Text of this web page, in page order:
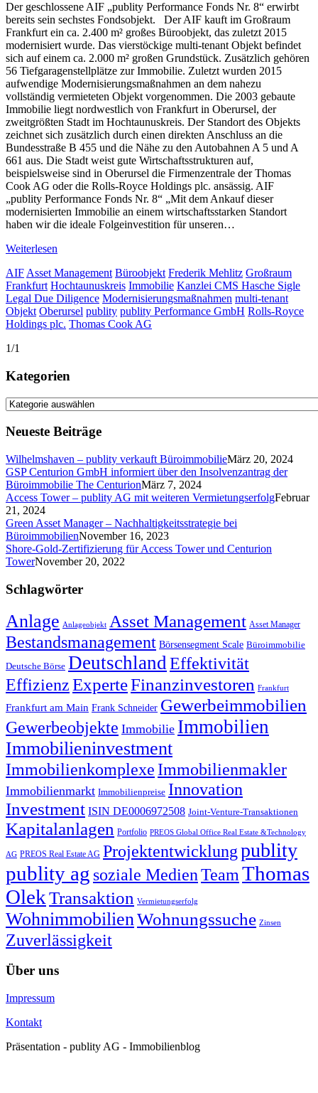
Der geschlossene AIF „publity Performance Fonds Nr. 8“ erwirbt
bereits sein sechstes Fondsobjekt. Der AIF kauft im Großraum
Frankfurt ein ca. 2.400 m² großes Büroobjekt, das zuletzt 2015
modernisiert wurde. Das vierstöckige multi-tenant Objekt befindet
sich auf einem ca. 2.000 m² großen Grundstück. Zusätzlich gehören
56 Tiefgaragenstellplätze zur Immobilie. Zuletzt wurden 2015
aufwendige Modernisierungsmaßnahmen an dem nahezu
vollständig vermieteten Objekt vorgenommen. Die 2003 gebaute
Immobilie liegt nordwestlich von Frankfurt in Oberursel, der
zweitgrößten Stadt im Hochtaunuskreis. Der Standort des Objekts
zeichnet sich zusätzlich durch einen direkten Anschluss an die
Bundesstraße B 455 und die Nähe zu den Autobahnen A 5 und A
661 aus. Die Stadt weist gute Wirtschaftsstrukturen auf,
beispielsweise sind in Oberursel die Firmenzentrale der Thomas
Cook AG oder die Rolls-Royce Holdings plc. ansässig. AIF
„publity Performance Fonds Nr. 8“ „Mit dem Ankauf dieser
modernisierten Immobilie an einem wirtschaftsstarken Standort
haben wir die ideale Folgeinvestition für unseren…
Weiterlesen
AIF Asset Management Büroobjekt Frederik Mehlitz Großraum
Frankfurt Hochtaunuskreis Immobilie Kanzlei CMS Hasche Sigle
Legal Due Diligence Modernisierungsmaßnahmen multi-tenant
Objekt Oberursel publity publity Performance GmbH Rolls-Royce
Holdings plc. Thomas Cook AG
1/1
Kategorien
Kategorien
Neueste Beiträge
Wilhelmshaven – publity verkauft BüroimmobilieMärz 20, 2024
GSP Centurion GmbH informiert über den Insolvenzantrag der
Büroimmobilie The CenturionMärz 7, 2024
Access Tower – publity AG mit weiteren VermietungserfolgFebruar
21, 2024
Green Asset Manager – Nachhaltigkeitsstrategie bei
BüroimmobilienNovember 16, 2023
Shore-Gold-Zertifizierung für Access Tower und Centurion
TowerNovember 20, 2022
Schlagwörter
Anlage Anlageobjekt Asset Management Asset Manager
Bestandsmanagement Börsensegment Scale Büroimmobilie
Deutsche Börse Deutschland Effektivität
EffizienzExperteFinanzinvestoren Frankfurt
Frankfurt am Main Frank Schneider Gewerbeimmobilien
Gewerbeobjekte Immobilie Immobilien
Immobilieninvestment
Immobilienkomplexe Immobilienmakler
Immobilienmarkt Immobilienpreise Innovation
Investment ISIN DE0006972508 Joint-Venture-Transaktionen
Kapitalanlagen Portfolio PREOS Global Office Real Estate &Technology
AG PREOS Real Estate AG Projektentwicklungpublity
publity ag soziale MedienTeam Thomas
OlekTransaktion Vermietungserfolg
WohnimmobilienWohnungssuche Zinsen
Zuverlässigkeit
Über uns
Impressum
Kontakt
Präsentation - publity AG - Immobilienblog